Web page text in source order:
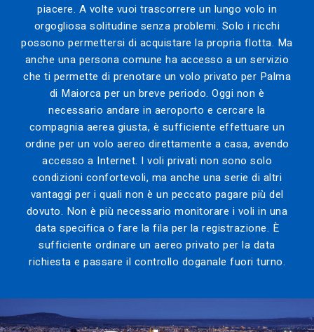
piacere. A volte vuoi trascorrere un lungo volo in
orgogliosa solitudine senza problemi. Solo i ricchi
possono permettersi di acquistare la propria flotta. Ma
anche una persona comune ha accesso a un servizio
che ti permette di prenotare un volo privato per Palma
di Maiorca per un breve periodo. Oggi non è
necessario andare in aeroporto e cercare la
compagnia aerea giusta, è sufficiente effettuare un
ordine per un volo aereo direttamente a casa, avendo
accesso a Internet. I voli privati non sono solo
condizioni confortevoli, ma anche una serie di altri
vantaggi per i quali non è un peccato pagare più del
dovuto. Non è più necessario monitorare i voli in una
data specifica o fare la fila per la registrazione. È
sufficiente ordinare un aereo privato per la data
richiesta e passare il controllo doganale fuori turno.